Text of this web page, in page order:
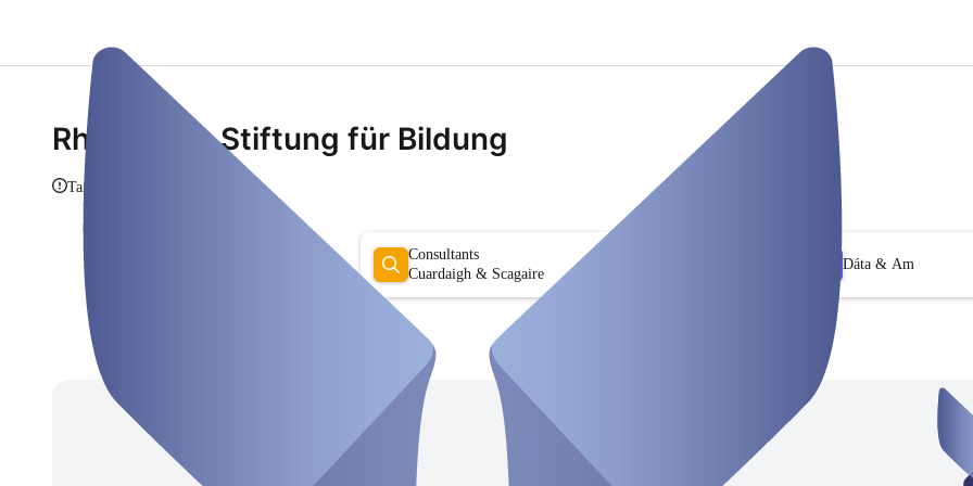
Rheinische Stiftung für Bildung
Taispeáin eolas
Consultants
Cuardaigh & Scagaire
Dáta & Am